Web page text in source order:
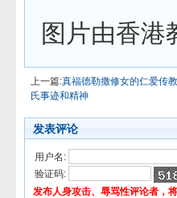
图片由香港
上一篇:真福德勒撒修女的仁爱传
氏事迹和精神
发表评论
用户名:
验证码:
发布人身攻击、辱骂性评论者，